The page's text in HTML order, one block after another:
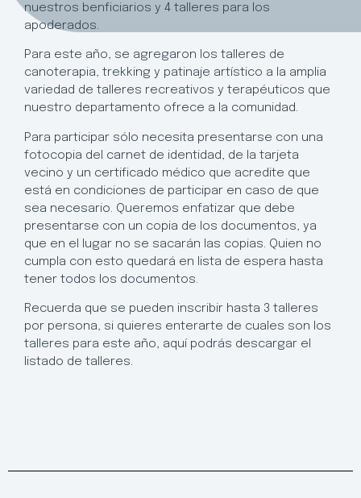
nuestros benficiarios y 4 talleres para los
apoderados.
Para este año, se agregaron los talleres de
canoterapia, trekking y patinaje artístico a la amplia
variedad de talleres recreativos y terapéuticos que
nuestro departamento ofrece a la comunidad.
Para participar sólo necesita presentarse con una
fotocopia del carnet de identidad, de la tarjeta
vecino y un certificado médico que acredite que
está en condiciones de participar en caso de que
sea necesario. Queremos enfatizar que debe
presentarse con un copia de los documentos, ya
que en el lugar no se sacarán las copias. Quien no
cumpla con esto quedará en lista de espera hasta
tener todos los documentos.
Recuerda que se pueden inscribir hasta 3 talleres
por persona, si quieres enterarte de cuales son los
talleres para este año, aquí podrás descargar el
listado de talleres.